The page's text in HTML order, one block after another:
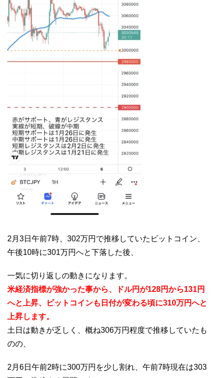
2月3日午前7時、302万円で推移していたビットコイン、
午後10時に301万円へと下落した後、
一気に切り返しの動きになります。
米経済指標が強かった事から、ドル円が128円から131円
へと上昇、ビットコインも日付が変わる頃に310万円へと
上昇します。
土日は動きが乏しく、概ね306万円程度で推移していたも
のの、
2月6日午前2時に300万円を少し割れ、午前7時現在は303